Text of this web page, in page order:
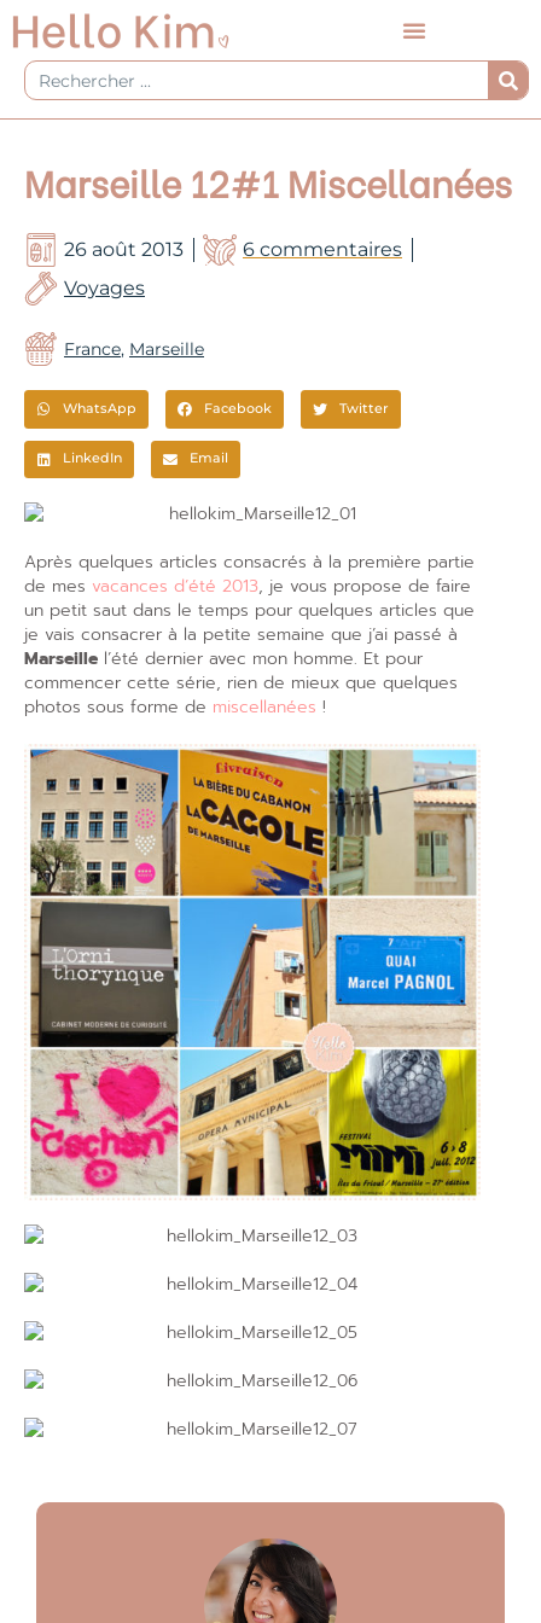
Aller
au
contenu
Rechercher
Marseille 12#1 Miscellanées
26 août 2013
6 commentaires
Voyages
France, Marseille
WhatsApp Facebook Twitter
LinkedIn Email
Après quelques articles consacrés à la première partie
de mes vacances d’été 2013, je vous propose de faire
un petit saut dans le temps pour quelques articles que
je vais consacrer à la petite semaine que j’ai passé à
Marseille l’été dernier avec mon homme. Et pour
commencer cette série, rien de mieux que quelques
photos sous forme de miscellanées !